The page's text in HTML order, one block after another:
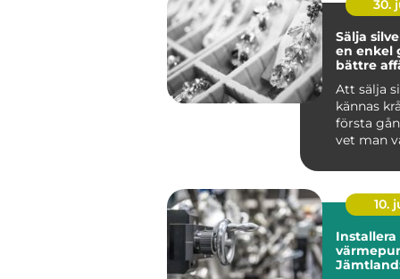
30.
Sälja
en enkel
bättre
Att sälja
kännas
första
vet man
m...
10.
Installera